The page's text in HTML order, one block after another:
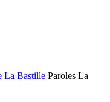
La Bastille Paroles La